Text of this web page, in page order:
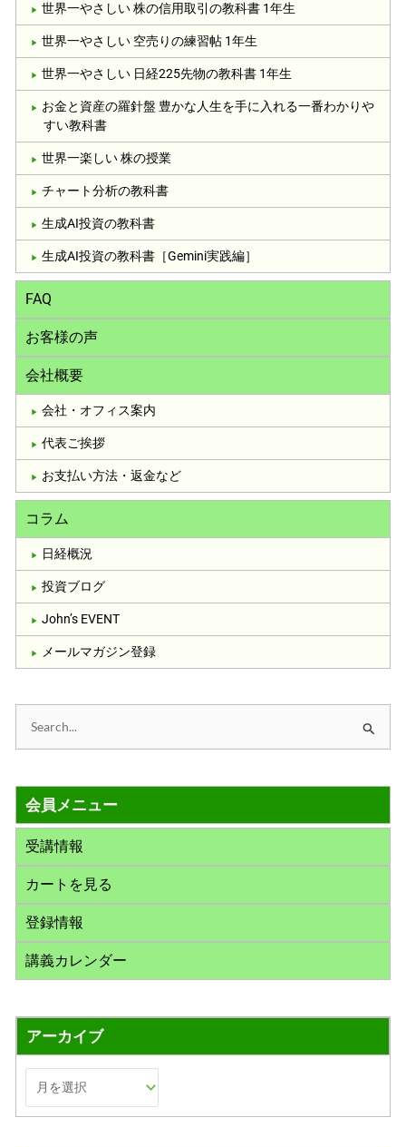
世界一やさしい 株の信用取引の教科書 1年生
世界一やさしい 空売りの練習帖 1年生
世界一やさしい 日経225先物の教科書 1年生
お金と資産の羅針盤 豊かな人生を手に入れる一番わかりや
すい教科書
世界一楽しい 株の授業
チャート分析の教科書
生成AI投資の教科書
生成AI投資の教科書［Gemini実践編］
FAQ
お客様の声
会社概要
会社・オフィス案内
代表ご挨拶
お支払い方法・返金など
コラム
日経概況
投資ブログ
John’s EVENT
メールマガジン登録
象
:
会員メニュー
受講情報
カートを見る
登録情報
講義カレンダー
アーカイブ